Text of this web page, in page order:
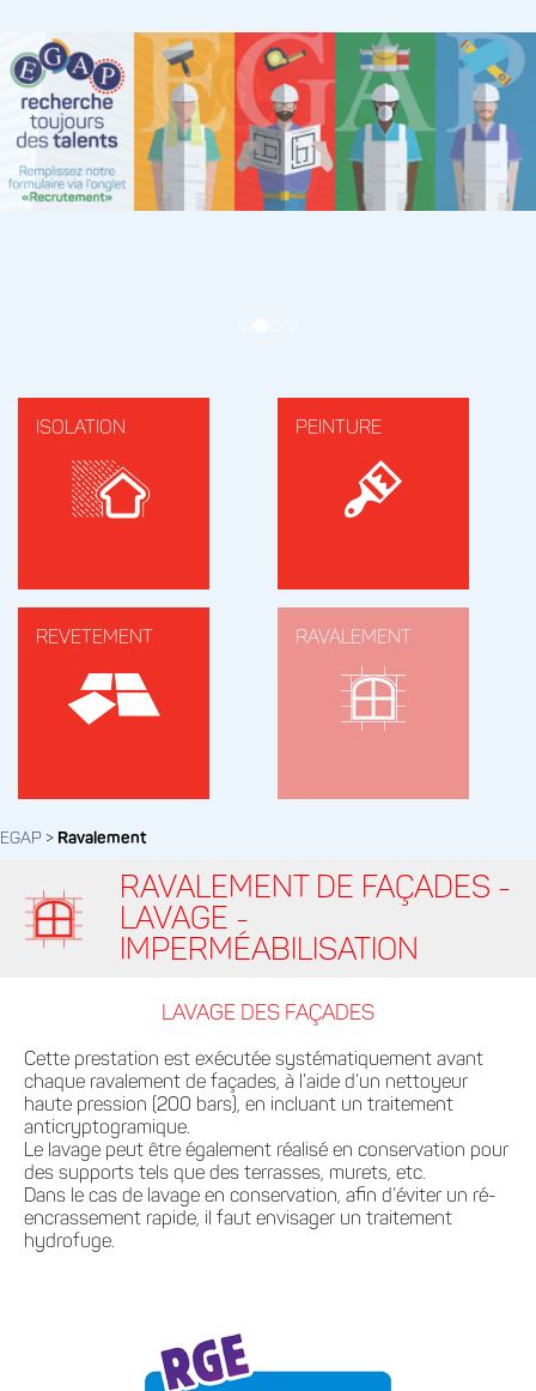
ISOLATION PEINTURE
REVETEMENT RAVALEMENT
EGAP > Ravalement
RAVALEMENT DE FAÇADES -
LAVAGE -
IMPERMÉABILISATION
LAVAGE DES FAÇADES
Cette prestation est exécutée systématiquement avant
chaque ravalement de façades, à l’aide d’un nettoyeur
haute pression (200 bars), en incluant un traitement
anticryptogramique.
Le lavage peut être également réalisé en conservation pour
des supports tels que des terrasses, murets, etc.
Dans le cas de lavage en conservation, afin d’éviter un ré-
encrassement rapide, il faut envisager un traitement
hydrofuge.